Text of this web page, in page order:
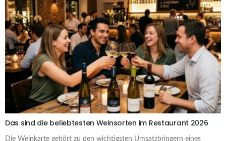
Das sind die beliebtesten Weinsorten im Restaurant 2026
Die Weinkarte gehört zu den wichtigsten Umsatzbringern eines